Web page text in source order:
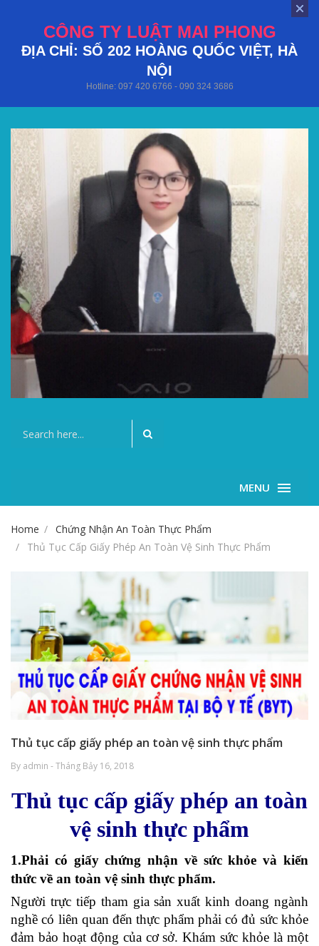
CÔNG TY LUẬT MAI PHONG
ĐỊA CHỈ: SỐ 202 HOÀNG QUỐC VIỆT, HÀ
NỘI
Hotline: 097 420 6766 - 090 324 3686
MENU
Home
Chứng Nhận An Toàn Thực Phẩm
Thủ Tục Cấp Giấy Phép An Toàn Vệ Sinh Thực Phẩm
Thủ tục cấp giấy phép an toàn vệ sinh thực phẩm
By admin - Tháng Bảy 16, 2018
Thủ tục cấp giấy phép an toàn
vệ sinh thực phẩm
1.Phải có giấy chứng nhận về sức khỏe và kiến
thức về an toàn vệ sinh thực phẩm.
Người trực tiếp tham gia sản xuất kinh doang ngành
nghề có liên quan đến thực phẩm phải có đủ sức khỏe
đảm bảo hoạt động của cơ sở. Khám sức khỏe là một